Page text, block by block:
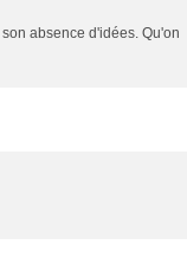
absence d'idées. Qu'on